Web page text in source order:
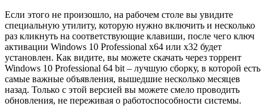
Если этого не произошло, на рабочем столе вы увидите
специальную утилиту, которую нужно включить и несколько
раз кликнуть на соответствующие клавиши, после чего ключ
активации Windows 10 Professional x64 или x32 будет
установлен. Как видите, вы можете скачать через торрент
Windows 10 Professional 64 bit – лучшую сборку, в которой есть
самые важные объявления, вышедшие несколько месяцев
назад. Только с этой версией вы можете смело проводить
обновления, не переживая о работоспособности системы.